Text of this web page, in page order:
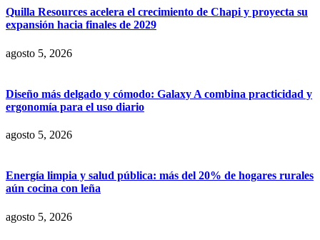
Quilla Resources acelera el crecimiento de Chapi y proyecta su
expansión hacia finales de 2029
agosto 5, 2026
Diseño más delgado y cómodo: Galaxy A combina practicidad y
ergonomía para el uso diario
agosto 5, 2026
Energía limpia y salud pública: más del 20% de hogares rurales
aún cocina con leña
agosto 5, 2026